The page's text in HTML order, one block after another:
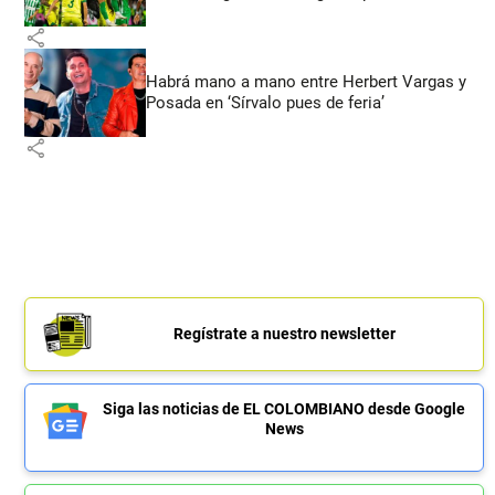
share
Habrá mano a mano entre Herbert Vargas y
Posada en ‘Sírvalo pues de feria’
share
Regístrate a nuestro newsletter
Siga las noticias de EL COLOMBIANO desde Google
News